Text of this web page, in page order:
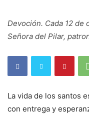
Devoción. Cada 12 de
Señora del Pilar,
La vida de los santos
con entrega y